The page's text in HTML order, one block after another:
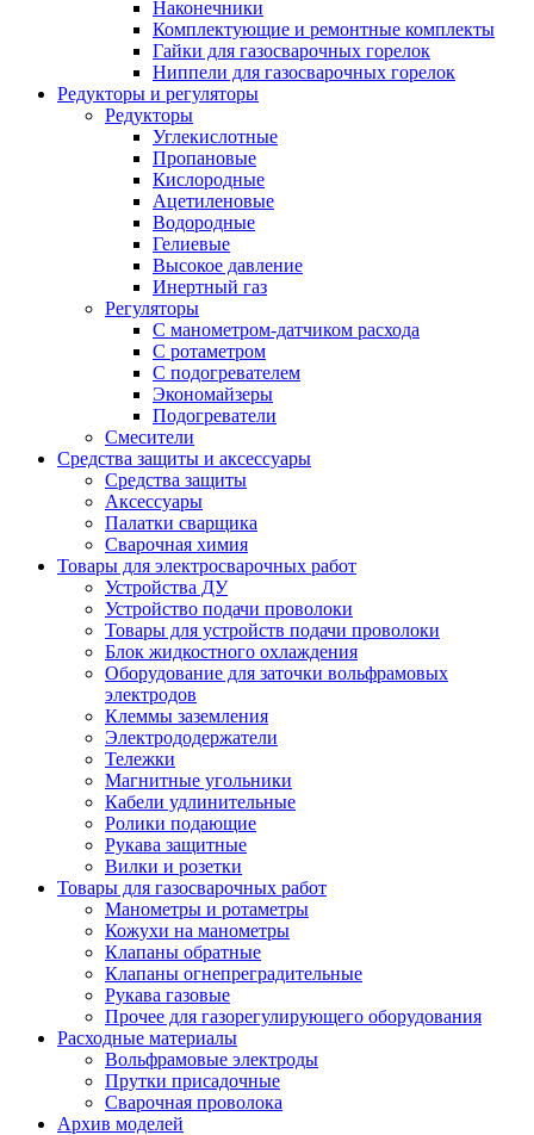
Наконечники
Комплектующие и ремонтные комплекты
Гайки для газосварочных горелок
Ниппели для газосварочных горелок
Редукторы и регуляторы
Редукторы
Углекислотные
Пропановые
Кислородные
Ацетиленовые
Водородные
Гелиевые
Высокое давление
Инертный газ
Регуляторы
С манометром-датчиком расхода
С ротаметром
С подогревателем
Экономайзеры
Подогреватели
Смесители
Средства защиты и аксессуары
Средства защиты
Аксессуары
Палатки сварщика
Сварочная химия
Товары для электросварочных работ
Устройства ДУ
Устройство подачи проволоки
Товары для устройств подачи проволоки
Блок жидкостного охлаждения
Оборудование для заточки вольфрамовых
электродов
Клеммы заземления
Электрододержатели
Тележки
Магнитные угольники
Кабели удлинительные
Ролики подающие
Рукава защитные
Вилки и розетки
Товары для газосварочных работ
Манометры и ротаметры
Кожухи на манометры
Клапаны обратные
Клапаны огнепреградительные
Рукава газовые
Прочее для газорегулирующего оборудования
Расходные материалы
Вольфрамовые электроды
Прутки присадочные
Сварочная проволока
Архив моделей